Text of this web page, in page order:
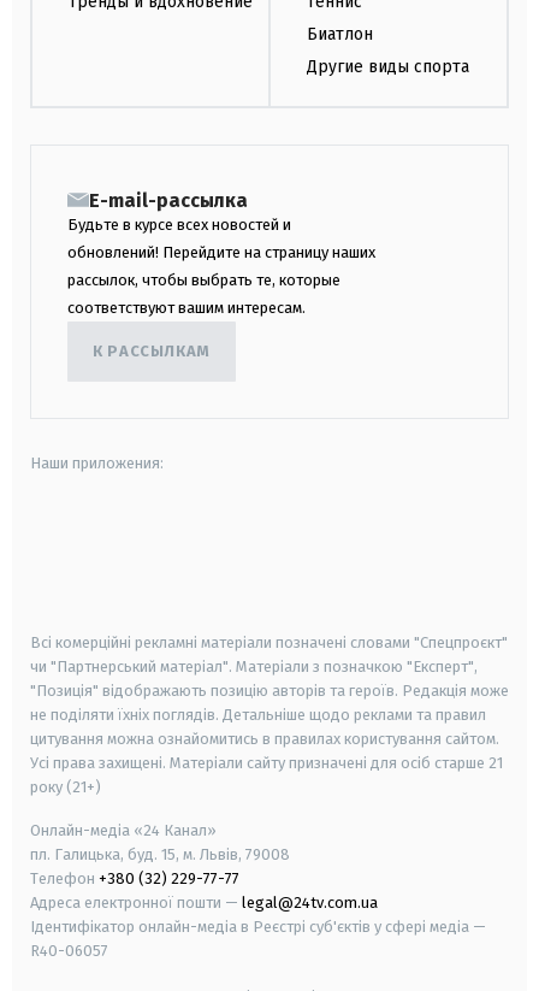
Биатлон
Другие виды спорта
E-mail-рассылка
Будьте в курсе всех новостей и
обновлений! Перейдите на страницу наших
рассылок, чтобы выбрать те, которые
соответствуют вашим интересам.
К РАССЫЛКАМ
Наши приложения:
Всі комерційні рекламні матеріали позначені словами "Спецпроєкт"
чи "Партнерський матеріал". Матеріали з позначкою "Експерт",
"Позиція" відображають позицію авторів та героїв. Редакція може
не поділяти їхніх поглядів. Детальніше щодо реклами та правил
цитування можна ознайомитись в правилах користування сайтом.
Усі права захищені. Матеріали сайту призначені для осіб старше 21
року (21+)
Онлайн-медіа «24 Канал»
пл. Галицька, буд. 15, м. Львів, 79008
Телефон +380 (32) 229-77-77
Адреса електронної пошти — legal@24tv.com.ua
Ідентифікатор онлайн-медіа в Реєстрі суб'єктів у сфері медіа —
R40-06057